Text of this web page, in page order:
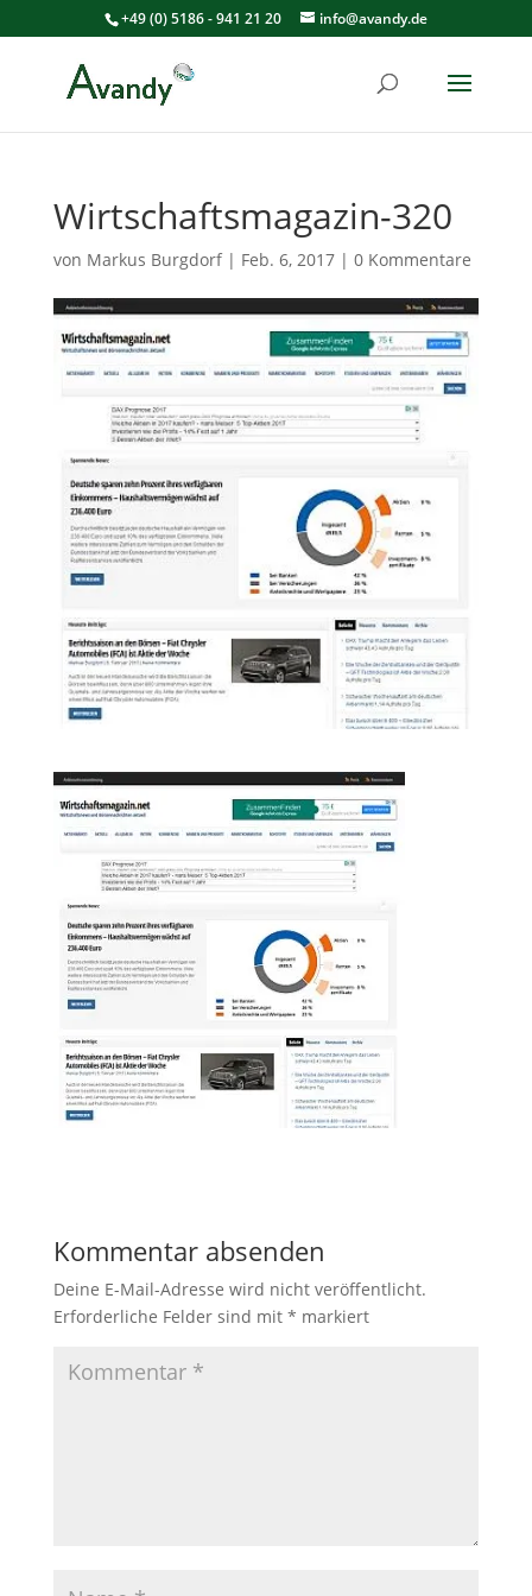
+49 (0) 5186 - 941 21 20 info@avandy.de
Wirtschaftsmagazin-320
von Markus Burgdorf| Feb. 6, 2017| 0 Kommentare
Kommentar absenden
Deine E-Mail-Adresse wird nicht veröffentlicht.
Erforderliche Felder sind mit * markiert